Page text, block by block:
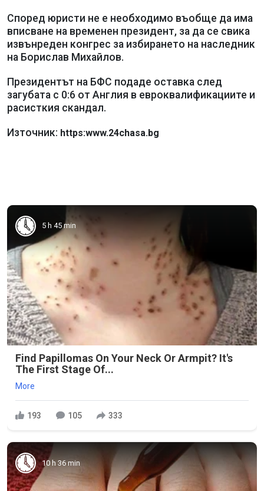
Според юристи не е необходимо въобще да има
вписване на временен президент, за да се свика
извънреден конгрес за избирането на наследник
на Борислав Михайлов.
Президентът на БФС подаде оставка след
загубата с 0:6 от Англия в евроквалификациите и
расисткия скандал.
Източник: https:www.24chasa.bg
5 h 45 min
Find Papillomas On Your Neck Or Armpit? It's
The First Stage Of...
More
193 105 333
10 h 36 min